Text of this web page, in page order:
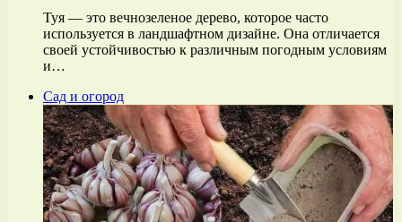
Туя — это вечнозеленое дерево, которое часто
используется в ландшафтном дизайне. Она отличается
своей устойчивостью к различным погодным условиям
и…
Сад и огород